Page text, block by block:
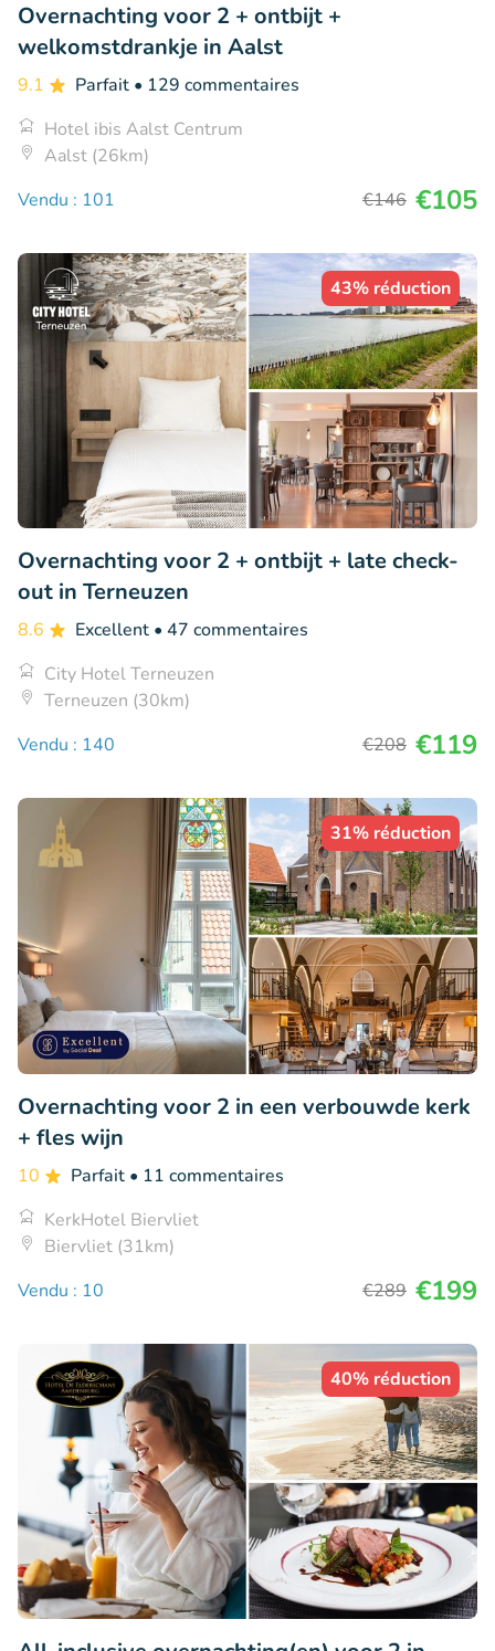
Overnachting voor 2 + ontbijt +
welkomstdrankje in Aalst
9.1 Parfait • 129 commentaires
Hotel ibis Aalst Centrum
Aalst (26km)
Vendu : 101
€146 €105
43% réduction
Overnachting voor 2 + ontbijt + late check-
out in Terneuzen
8.6 Excellent • 47 commentaires
City Hotel Terneuzen
Terneuzen (30km)
Vendu : 140
€208 €119
31% réduction
Overnachting voor 2 in een verbouwde kerk
+ fles wijn
10 Parfait • 11 commentaires
KerkHotel Biervliet
Biervliet (31km)
Vendu : 10
€289 €199
40% réduction